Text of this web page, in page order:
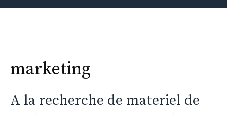
marketing
A la recherche de materiel de